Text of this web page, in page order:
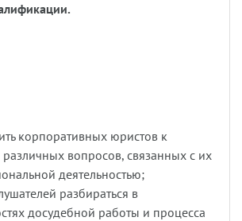
корпоративных юристов к
вопросов, связанных с их
деятельностью;
разбираться в
досудебной работы и процесса